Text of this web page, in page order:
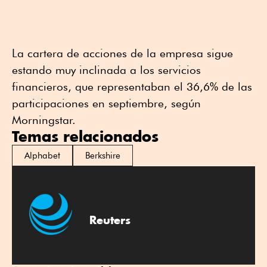
La cartera de acciones de la empresa sigue
estando muy inclinada a los servicios
financieros, que representaban el 36,6% de las
participaciones en septiembre, según
Morningstar.
Temas relacionados
Alphabet Berkshire
Reuters